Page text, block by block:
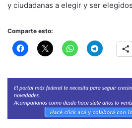
y ciudadanas a elegir y ser
Comparte esto: